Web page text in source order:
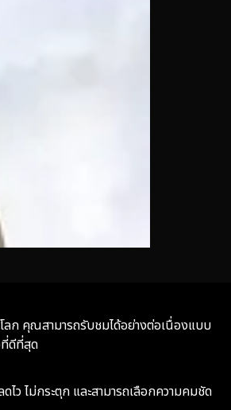
ก คุณสามารถรับชมได้อย่างต่อเนื่องแบบ
ดีที่สุด
ว ไม่กระตุก และสามารถเลือกความคมชัด